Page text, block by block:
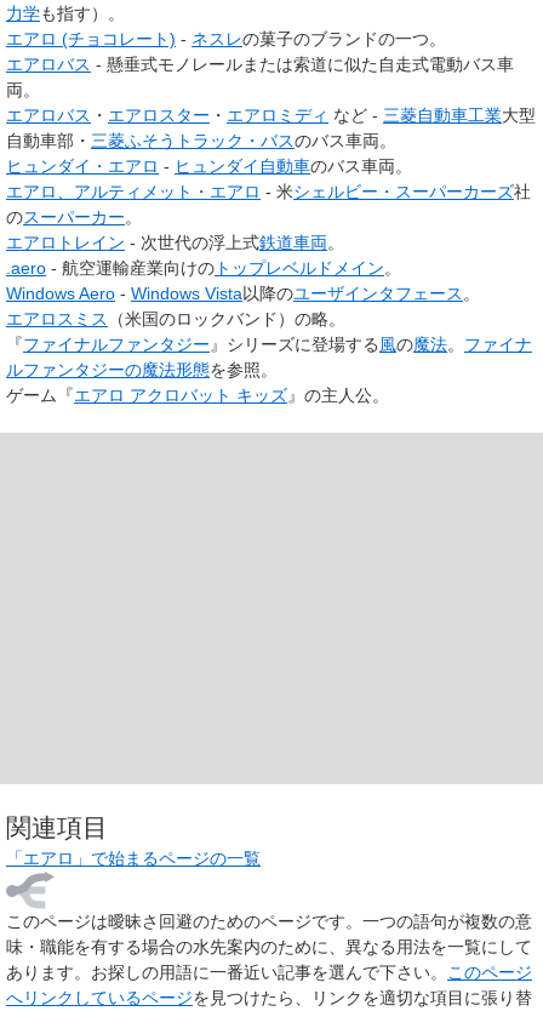
力学も指す）。
エアロ (チョコレート) - ネスレの菓子のブランドの一つ。
エアロバス - 懸垂式モノレールまたは索道に似た自走式電動バス車
両。
エアロバス ・ エアロスター ・ エアロミディ など - 三菱自動車工業大型
自動車部・ 三菱ふそうトラック・バスのバス車両。
ヒュンダイ・エアロ - ヒュンダイ自動車のバス車両。
エアロ、アルティメット・エアロ - 米シェルビー・スーパーカーズ社
のスーパーカー。
エアロトレイン - 次世代の浮上式鉄道車両。
.aero - 航空運輸産業向けの トップレベルドメイン。
Windows Aero - Windows Vista以降のユーザインタフェース。
エアロスミス
（米国のロックバンド）の略。
『ファイナルファンタジー』シリーズに登場する風の魔法。 ファイナ
ルファンタジーの魔法形態を参照。
ゲーム『エアロ アクロバット キッズ』の主人公。
関連項目
「エアロ」で始まるページの一覧
このページは曖昧さ回避のためのページです。一つの語句が複数の意
味・職能を有する場合の水先案内のために、異なる用法を一覧にして
あります。お探しの用語に一番近い記事を選んで下さい。 このページ
へリンクしているページを見つけたら、リンクを適切な項目に張り替